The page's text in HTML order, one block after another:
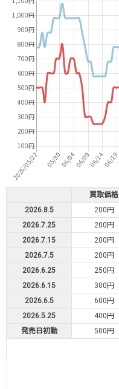
買取価格
2026.8.5
200円
2026.7.25
200円
2026.7.15
200円
2026.7.5
200円
2026.6.25
250円
2026.6.15
300円
2026.6.5
600円
2026.5.25
400円
発売日初動
500円